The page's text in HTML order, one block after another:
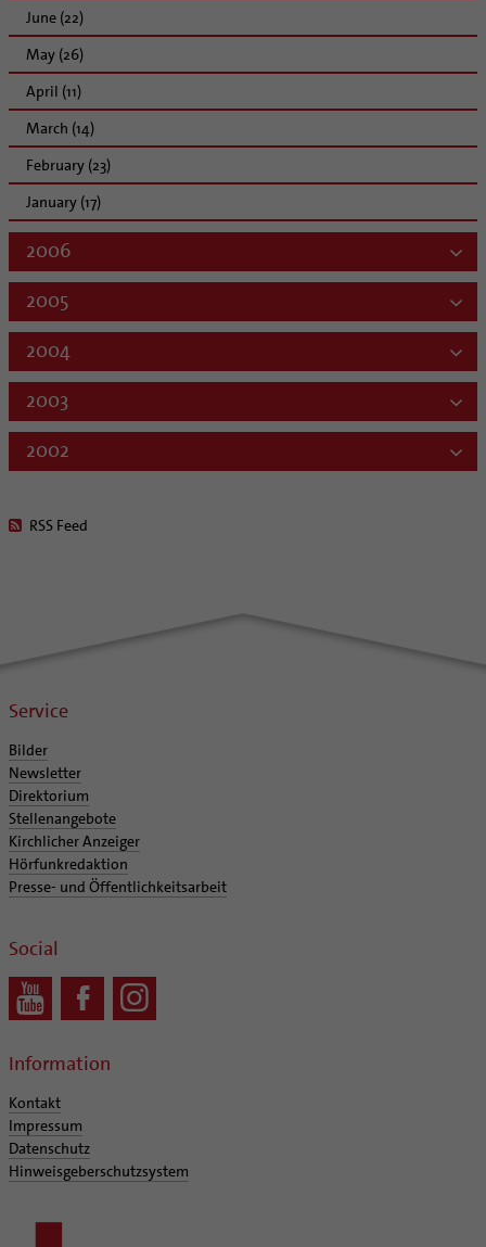
June (22)
May (26)
April (11)
March (14)
February (23)
January (17)
2006
2005
2004
2003
2002
RSS Feed
Service
Bilder
Newsletter
Direktorium
Stellenangebote
Kirchlicher Anzeiger
Hörfunkredaktion
Presse- und Öffentlichkeitsarbeit
Social
Information
Kontakt
Impressum
Datenschutz
Hinweisgeberschutzsystem